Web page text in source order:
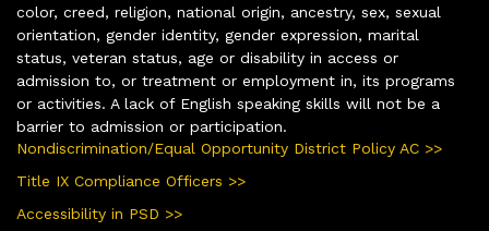
color, creed, religion, national origin, ancestry, sex, sexual
orientation, gender identity, gender expression, marital
status, veteran status, age or disability in access or
admission to, or treatment or employment in, its programs
or activities. A lack of English speaking skills will not be a
barrier to admission or participation.
Nondiscrimination/Equal Opportunity District Policy AC >>
Title IX Compliance Officers >>
Accessibility in PSD >>